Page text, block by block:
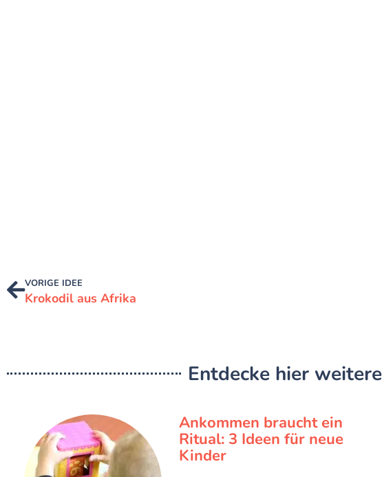
VORIGE IDEE
Krokodil aus Afrika
Entdecke hier
Ankommen braucht ein
Ritual: 3 Ideen für neue
Kinder